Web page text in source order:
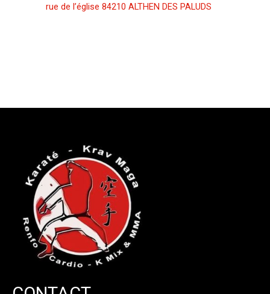
rue de l’église 84210 ALTHEN DES PALUDS